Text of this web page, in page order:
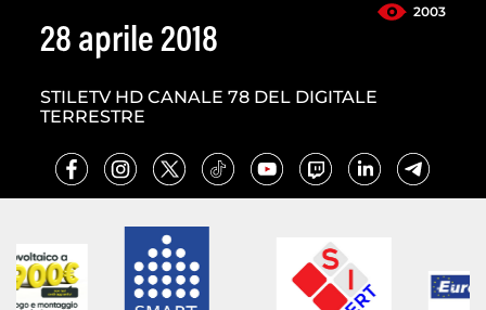
2003
28 aprile 2018
STILETV HD CANALE 78 DEL DIGITALE
TERRESTRE